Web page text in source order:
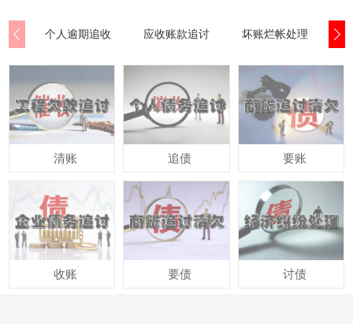
个人逾期追收 应收账款追讨 坏账烂帐处理
清账
收账
追债
要债
要账
讨债